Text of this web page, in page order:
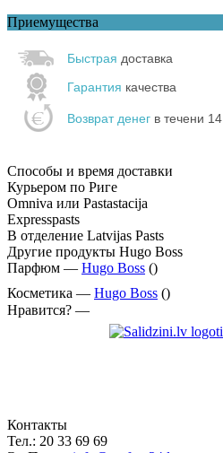
Приемущества
Быстрая доставка
Гарантия качества
Возврат денег в течени
Способы и время доставки
Курьером по Риге
Omniva или Pastastacija
Expresspasts
В отделение Latvijas Pasts
Другие продукты Hugo Boss
Парфюм — Hugo Boss ()
Косметика — Hugo Boss ()
Нравится? —
Контакты
Тел.: 20 33 69 69